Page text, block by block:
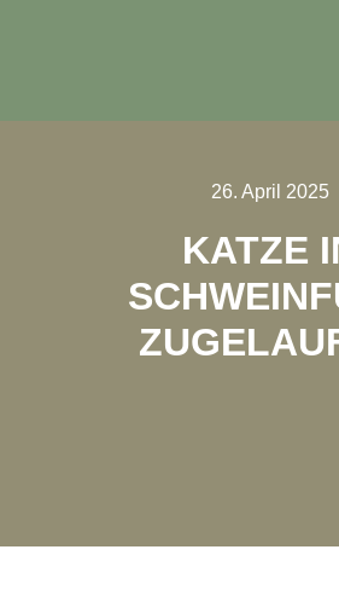
26. April 2025
KATZE